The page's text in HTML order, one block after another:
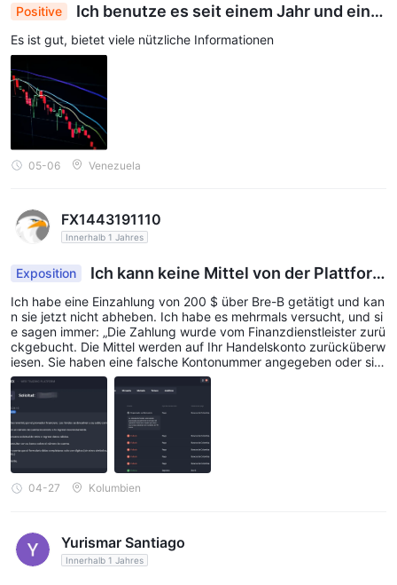
Positive
Ich benutze es seit einem Jahr und eine
m halben Jahr und hatte keine Probleme
Es ist gut, bietet viele nützliche Informationen
05-06 Venezuela
FX1443191110
Innerhalb 1 Jahres
Exposition
Ich kann keine Mittel von der Plattform
Quotex abheben.
Ich habe eine Einzahlung von 200 $ über Bre-B getätigt und kan
n sie jetzt nicht abheben. Ich habe es mehrmals versucht, und si
e sagen immer: „Die Zahlung wurde vom Finanzdienstleister zurü
ckgebucht. Die Mittel werden auf Ihr Handelskonto zurücküberw
iesen. Sie haben eine falsche Kontonummer angegeben oder sie
falsch eingegeben. Bitte stellen Sie einen neuen Auszahlungsant
rag und geben Sie gültige Informationen ein. Sie können die Kont
onummer bei Ihrer Bank überprüfen. Bitte beachten Sie, dass da
s Formular nur mit Ziffern ausgefüllt werden darf (keine anderen
Symbole, Kommas usw.).“ Es scheint, als wollten sie das Geld nic
ht zurückerstatten.
04-27 Kolumbien
Yurismar Santiago
Innerhalb 1 Jahres